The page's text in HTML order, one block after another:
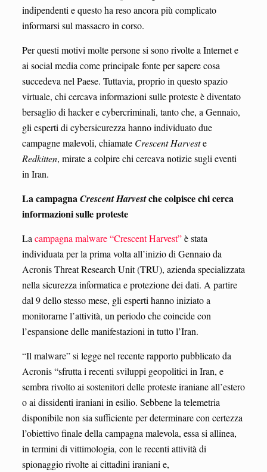
indipendenti e questo ha reso ancora più complicato
informarsi sul massacro in corso.
Per questi motivi molte persone si sono rivolte a Internet e
ai social media come principale fonte per sapere cosa
succedeva nel Paese. Tuttavia, proprio in questo spazio
virtuale, chi cercava informazioni sulle proteste è diventato
bersaglio di hacker e cybercriminali, tanto che, a Gennaio,
gli esperti di cybersicurezza hanno individuato due
campagne malevoli, chiamate Crescent Harveste
Redkitten, mirate a colpire chi cercava notizie sugli eventi
in Iran.
La campagnaCrescent Harvestche colpisce chi cerca
informazioni sulle proteste
La campagna malware “Crescent Harvest”è stata
individuata per la prima volta all’inizio di Gennaio da
Acronis Threat Research Unit (TRU), azienda specializzata
nella sicurezza informatica e protezione dei dati. A partire
dal 9 dello stesso mese, gli esperti hanno iniziato a
monitorarne l’attività, un periodo che coincide con
l’espansione delle manifestazioni in tutto l’Iran.
“Il malware” si legge nel recente rapporto pubblicato da
Acronis “sfrutta i recenti sviluppi geopolitici in Iran, e
sembra rivolto ai sostenitori delle proteste iraniane all’estero
o ai dissidenti iraniani in esilio. Sebbene la telemetria
disponibile non sia sufficiente per determinare con certezza
l’obiettivo finale della campagna malevola, essa si allinea,
in termini di vittimologia, con le recenti attività di
spionaggio rivolte ai cittadini iraniani e,